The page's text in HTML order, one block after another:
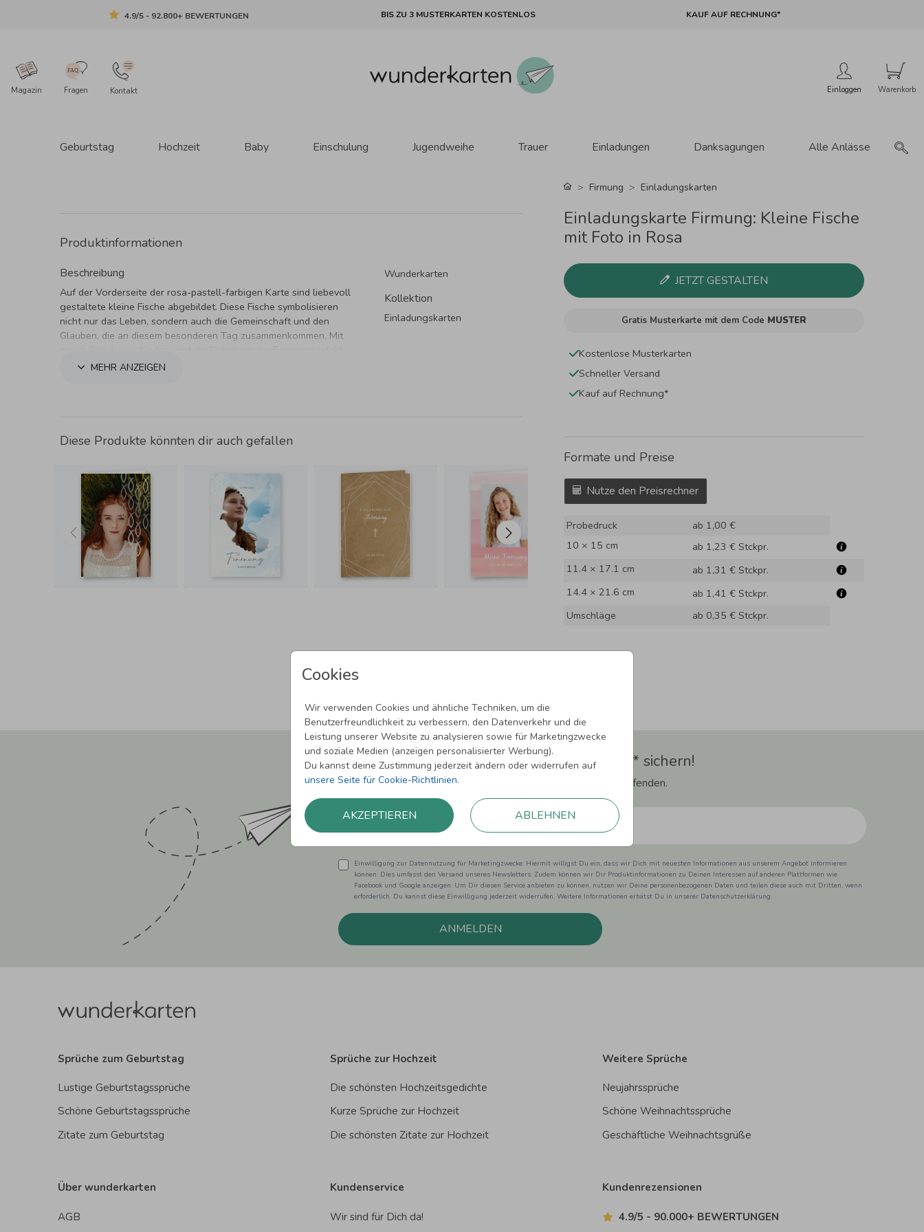
4.9/5 - 92.800+ BEWERTUNGEN BIS ZU 3 MUSTERKARTEN KOSTENLOS KAUF AUF RECHNUNG*
Magazin Fragen Kontakt Einloggen
Geburtstag Hochzeit Baby Einschulung Jugendweihe Trauer Einladungen Danksagungen Alle Anlässe
Cookies
Wir verwenden Cookies und ähnliche Techniken, um die
Benutzerfreundlichkeit zu verbessern, den Datenverkehr und die
Leistung unserer Website zu analysieren sowie für Marketingzwecke
und soziale Medien (anzeigen personalisierter Werbung).
Du kannst deine Zustimmung jederzeit ändern oder widerrufen auf
unsere Seite für Cookie-Richtlinien.
AKZEPTIEREN ABLEHNEN
Produktinformationen
Beschreibung
Auf der Vorderseite der rosa-pastell-farbigen Karte sind liebevoll
gestaltete kleine Fische abgebildet. Diese Fische symbolisieren
nicht nur das Leben, sondern auch die Gemeinschaft und den
Glauben, die an diesem besonderen Tag zusammenkommen. Mit
MEHR ANZEIGEN
Wunderkarten
Kollektion
Einladungskarten
Diese Produkte könnten dir auch gefallen
Firmung Einladungskarten
Einladungskarte Firmung: Kleine Fische
mit Foto in Rosa
JETZT GESTALTEN
Gratis Musterkarte mit dem Code MUSTER
Kostenlose Musterkarten
Schneller Versand
Kauf auf Rechnung*
Formate und Preise
Nutze den Preisrechner
Probedruck
ab 1,00 €
10 × 15 cm
ab 1,23 € Stckpr.
11.4 × 17.1 cm
ab 1,31 € Stckpr.
14.4 × 21.6 cm
ab 1,41 € Stckpr.
Umschläge
ab 0,35 € Stckpr.
Newsletter abonnieren und 5,00 € Rabatt** sichern!
Melde Dich zu unserem Newsletter an und bleibe auf dem Laufenden.
Einwilligung zur Datennutzung für Marketingzwecke: Hiermit willigst Du ein, dass wir Dich mit neuesten Informationen aus unserem Angebot informieren
können. Dies umfasst den Versand unseres Newsletters. Zudem können wir Dir Produktinformationen zu Deinen Interessen auf anderen Plattformen wie
Facebook und Google anzeigen. Um Dir diesen Service anbieten zu können, nutzen wir Deine personenbezogenen Daten und teilen diese auch mit Dritten, wenn
erforderlich. Du kannst diese Einwilligung jederzeit widerrufen. Weitere Informationen erhätst Du in unserer Datenschutzerklärung.
ANMELDEN
Sprüche zum Geburtstag
Lustige Geburtstagssprüche
Schöne Geburtstagssprüche
Zitate zum Geburtstag
Sprüche zur Hochzeit
Die schönsten Hochzeitsgedichte
Kurze Sprüche zur Hochzeit
Die schönsten Zitate zur Hochzeit
Weitere Sprüche
Neujahrssprüche
Schöne Weihnachtssprüche
Geschäftliche Weihnachtsgrüße
Über wunderkarten
AGB
Kundenservice
Wir sind für Dich da!
Kundenrezensionen
4.9/5 - 90.000+ BEWERTUNGEN